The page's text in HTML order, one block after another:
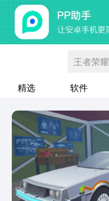
王者荣耀
精选 软件